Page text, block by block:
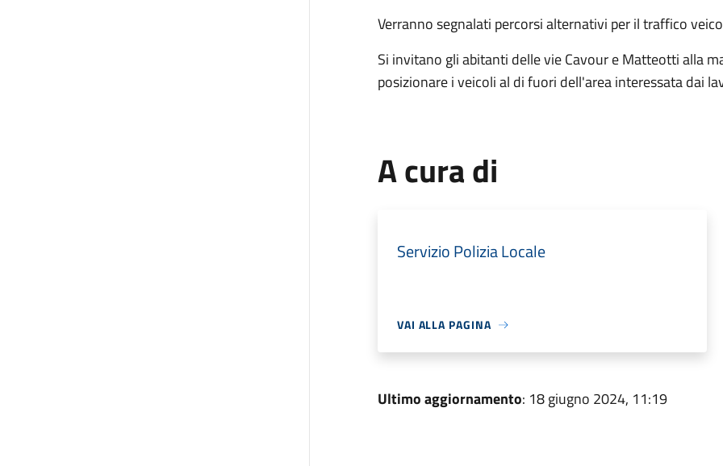
Verranno segnalati percorsi alternativi per il traffico
Si invitano gli abitanti delle vie Cavour e Matteotti alla
posizionare i veicoli al di fuori dell'area interessata dai
A cura di
Servizio Polizia Locale
VAI ALLA PAGINA
Ultimo aggiornamento: 18 giugno 2024, 11:19